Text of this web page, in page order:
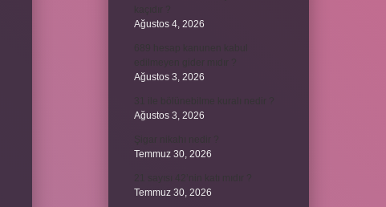
Ağustos 4, 2026
Ağustos 3, 2026
Ağustos 3, 2026
Temmuz 30, 2026
Temmuz 30, 2026